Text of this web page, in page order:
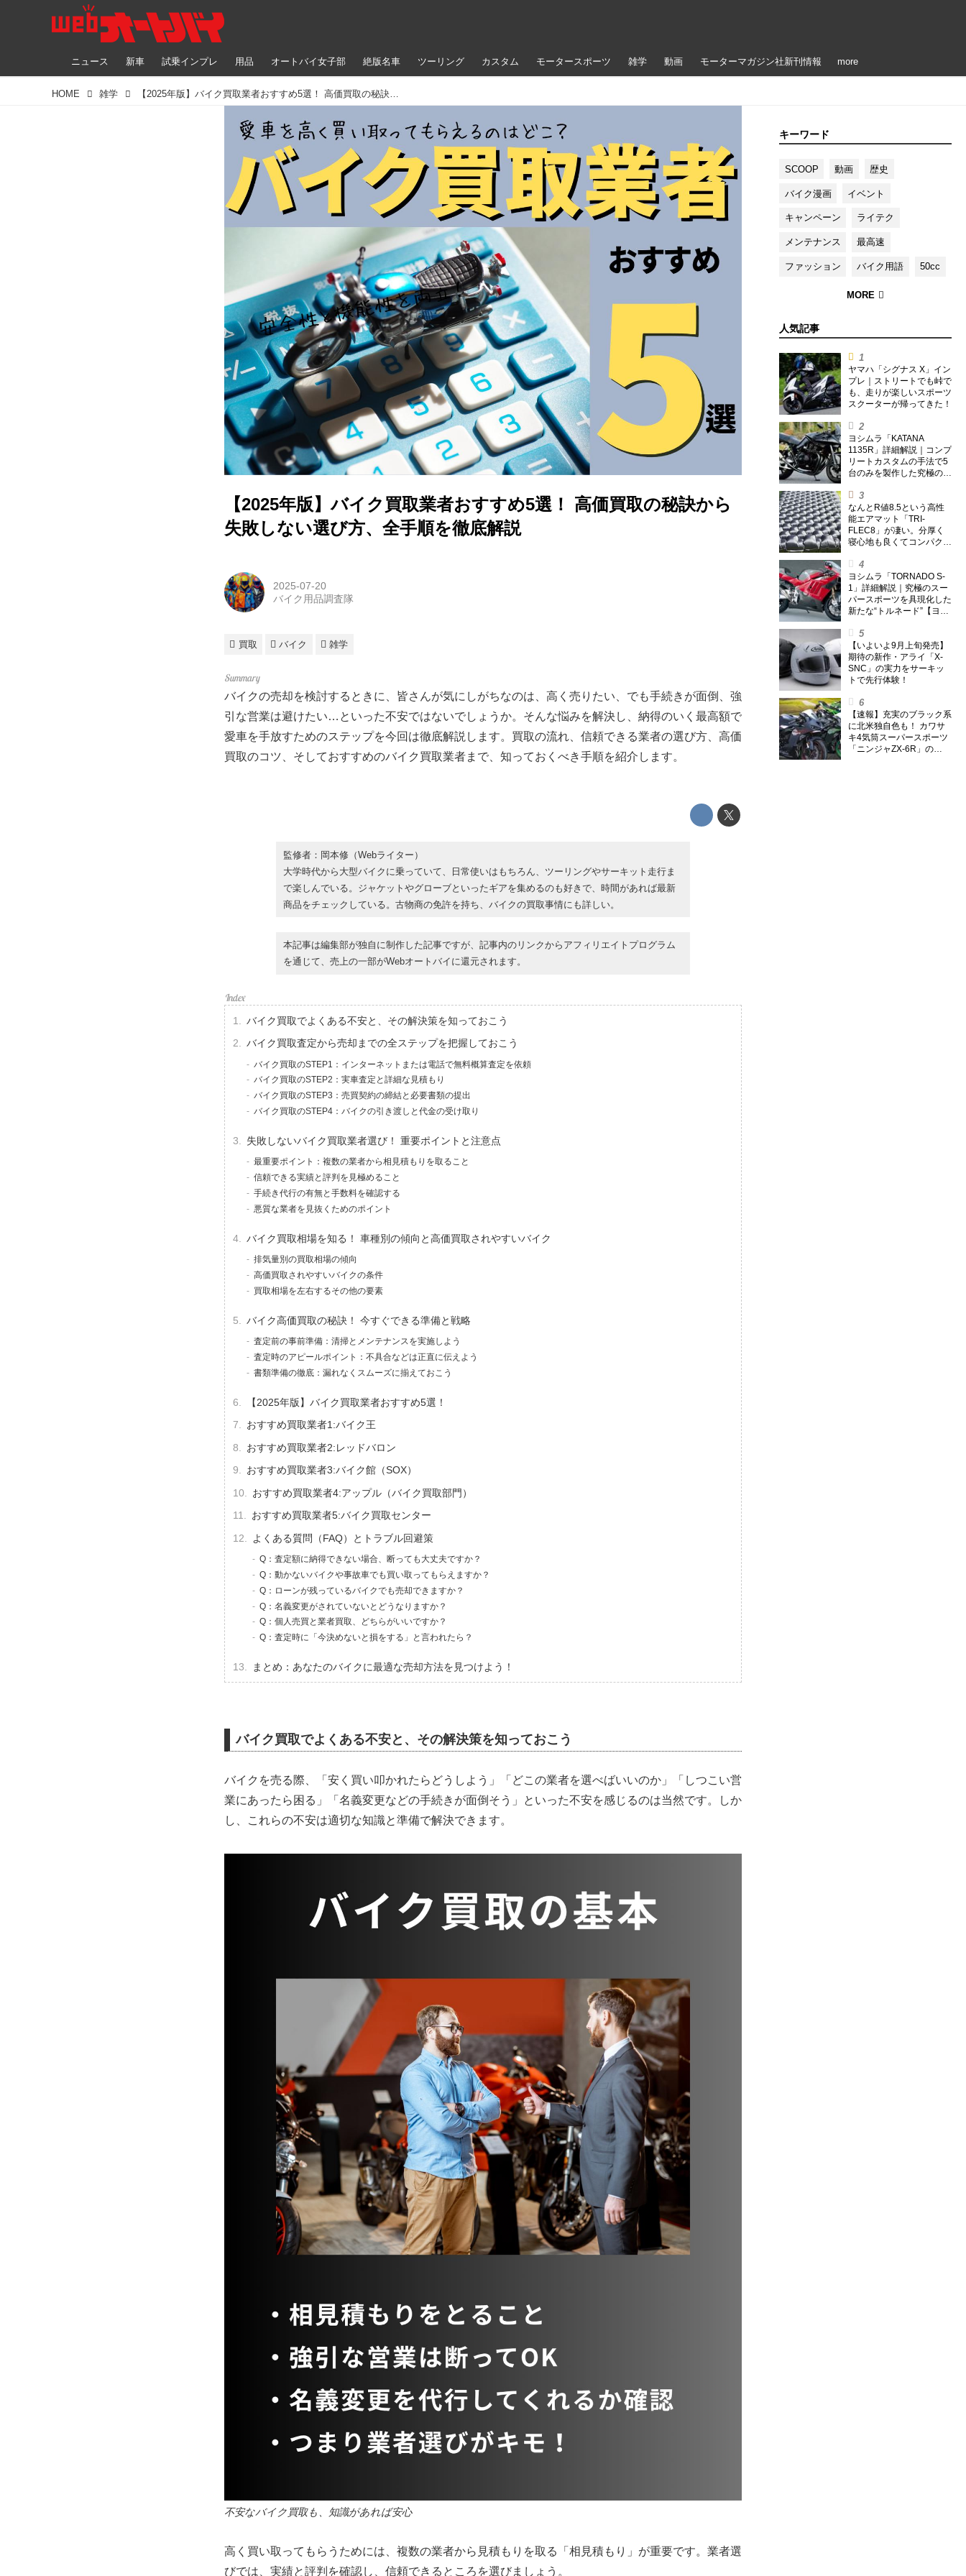
ニュース 新車 試乗インプレ 用品 オートバイ女子部 絶版名車 ツーリング カスタム モータースポーツ 雑学 動画 モーターマガジン社新刊情報 more
HOME 雑学 【2025年版】バイク買取業者おすすめ5選！ 高価買取の秘訣から失敗しない選び方、全手順を徹底解説
【2025年版】バイク買取業者おすすめ5選！ 高価買取の秘訣から
失敗しない選び方、全手順を徹底解説
キーワード
SCOOP 動画 歴史
バイク漫画 イベント
キャンペーン ライテク
メンテナンス 最高速
ファッション バイク用語 50cc
人気記事
ヤマハ「シグナス X」イン
プレ｜ストリートでも峠で
も、走りが楽しいスポーツ
スクーターが帰ってきた！
ヨシムラ「KATANA
1135R」詳細解説｜コンプ
リートカスタムの手法で5
台のみを製作した究極の銘
なんとR値8.5という高性
能エアマット「TRI-
FLEC8」が凄い。分厚く
寝心地も良くてコンパクト
トを試してみた〈若林浩志
のスーパー・カブカブ・ダ
イアリーズ Vol.385〉
ヨシムラ「TORNADO S-
1」詳細解説｜究極のスー
パースポーツを具現化した
新たな“トルネード”【ヨシ
【いよいよ9月上旬発売】
期待の新作・アライ「X-
SNC」の実力をサーキッ
トで先行体験！
【速報】充実のブラック系
に北米独自色も！ カワサ
キ4気筒スーパースポーツ
「ニンジャZX-6R」の
2025-07-20
バイク用品調査隊
買取 バイク 雑学
バイクの売却を検討するときに、皆さんが気にしがちなのは、高く売りたい、でも手続きが面倒、強
引な営業は避けたい…といった不安ではないでしょうか。そんな悩みを解決し、納得のいく最高額で
愛車を手放すためのステップを今回は徹底解説します。買取の流れ、信頼できる業者の選び方、高価
買取のコツ、そしておすすめのバイク買取業者まで、知っておくべき手順を紹介します。
監修者：岡本修（Webライター）
大学時代から大型バイクに乗っていて、日常使いはもちろん、ツーリングやサーキット走行ま
で楽しんでいる。ジャケットやグローブといったギアを集めるのも好きで、時間があれば最新
商品をチェックしている。古物商の免許を持ち、バイクの買取事情にも詳しい。
本記事は編集部が独自に制作した記事ですが、記事内のリンクからアフィリエイトプログラム
を通じて、売上の一部がWebオートバイに還元されます。
バイク買取でよくある不安と、その解決策を知っておこう
バイク買取査定から売却までの全ステップを把握しておこう
バイク買取のSTEP1：インターネットまたは電話で無料概算査定を依頼
バイク買取のSTEP2：実車査定と詳細な見積もり
バイク買取のSTEP3：売買契約の締結と必要書類の提出
バイク買取のSTEP4：バイクの引き渡しと代金の受け取り
失敗しないバイク買取業者選び！ 重要ポイントと注意点
最重要ポイント：複数の業者から相見積もりを取ること
信頼できる実績と評判を見極めること
手続き代行の有無と手数料を確認する
悪質な業者を見抜くためのポイント
バイク買取相場を知る！ 車種別の傾向と高価買取されやすいバイク
排気量別の買取相場の傾向
高価買取されやすいバイクの条件
買取相場を左右するその他の要素
バイク高価買取の秘訣！ 今すぐできる準備と戦略
査定前の事前準備：清掃とメンテナンスを実施しよう
査定時のアピールポイント：不具合などは正直に伝えよう
書類準備の徹底：漏れなくスムーズに揃えておこう
【2025年版】バイク買取業者おすすめ5選！
おすすめ買取業者1:バイク王
おすすめ買取業者2:レッドバロン
おすすめ買取業者3:バイク館（SOX）
おすすめ買取業者4:アップル（バイク買取部門）
おすすめ買取業者5:バイク買取センター
よくある質問（FAQ）とトラブル回避策
Q：査定額に納得できない場合、断っても大丈夫ですか？
Q：動かないバイクや事故車でも買い取ってもらえますか？
Q：ローンが残っているバイクでも売却できますか？
Q：名義変更がされていないとどうなりますか？
Q：個人売買と業者買取、どちらがいいですか？
Q：査定時に「今決めないと損をする」と言われたら？
まとめ：あなたのバイクに最適な売却方法を見つけよう！
バイク買取でよくある不安と、その解決策を知っておこう
バイクを売る際、「安く買い叩かれたらどうしよう」「どこの業者を選べばいいのか」「しつこい営
業にあったら困る」「名義変更などの手続きが面倒そう」といった不安を感じるのは当然です。しか
し、これらの不安は適切な知識と準備で解決できます。
不安なバイク買取も、知識があれば安心
高く買い取ってもらうためには、複数の業者から見積もりを取る「相見積もり」が重要です。業者選
びでは、実績と評判を確認し、信頼できるところを選びましょう。